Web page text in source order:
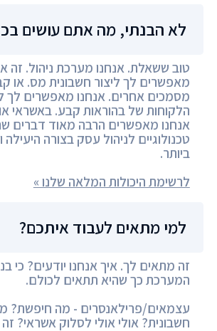
לא הבנתי, מה אתם עושים
טוב ששאלת. אנחנו מערכת ניהול. זה
מאפשרים לך ליצור חשבונית מס. או
מסמכים אחרים. אנחנו מאפשרים לך
הלקוחות של בהוראות קבע. באשראי
אנחנו מאפשרים הרבה מאוד דברים
טכנולוגיים לניהול עסק בצורה היעילה
ביותר.
לרשימת היכולות המלאה שלנו »
למי מתאים לעבוד איתכם?
זה מתאים לך. איך אנחנו יודעים? כי
המערכת כך שהיא תתאים לכולם.
עצמאים/פרילאנסרים - מה חיפשת?
חשבונית? אולי אולי לסלוק אשראי?